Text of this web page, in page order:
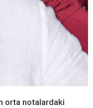
orta notalardaki